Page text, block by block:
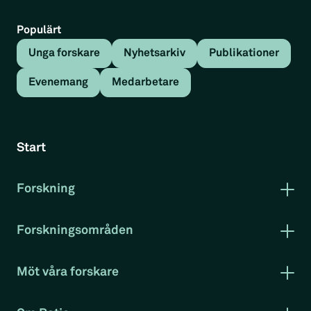
Populärt
Unga forskare Nyhetsarkiv Publikationer
Evenemang Medarbetare
Start
Forskning
Rapportserie arbetsmarknad
Forskningsområden
Konkurrenskraft
Möt våra forskare
Tillbaka
Sverige– en svår ekvation?
Ladda ner PDF